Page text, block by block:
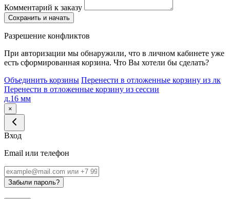
Комментарий к заказу
Сохранить и начать
Разрешение конфликтов
При авторизации мы обнаружили, что в личном кабинете уже
есть сформированная корзина. Что Вы хотели бы сделать?
Объединить корзины Перенести в отложенные корзину из лк
Перенести в отложенные корзину из сессии
д.16 мм
×
Вход
Email или телефон
Забыли пароль?